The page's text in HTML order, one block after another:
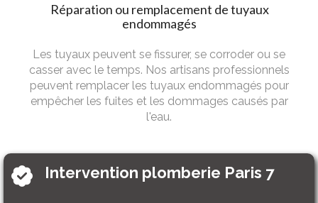
Réparation ou remplacement de tuyaux
endommagés
Les tuyaux peuvent se fissurer, se corroder ou se
casser avec le temps. Nos artisans professionnels
peuvent remplacer les tuyaux endommagés pour
empêcher les fuites et les dommages causés par
l'eau.
Intervention plomberie Paris 7